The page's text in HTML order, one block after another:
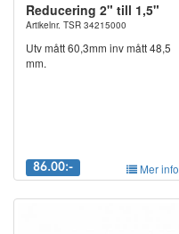
Reducering 2" till 1,5"
Artikelnr. TSR 34215000
Utv mått 60,3mm inv mått 48,5
mm.
86.00:- Mer info